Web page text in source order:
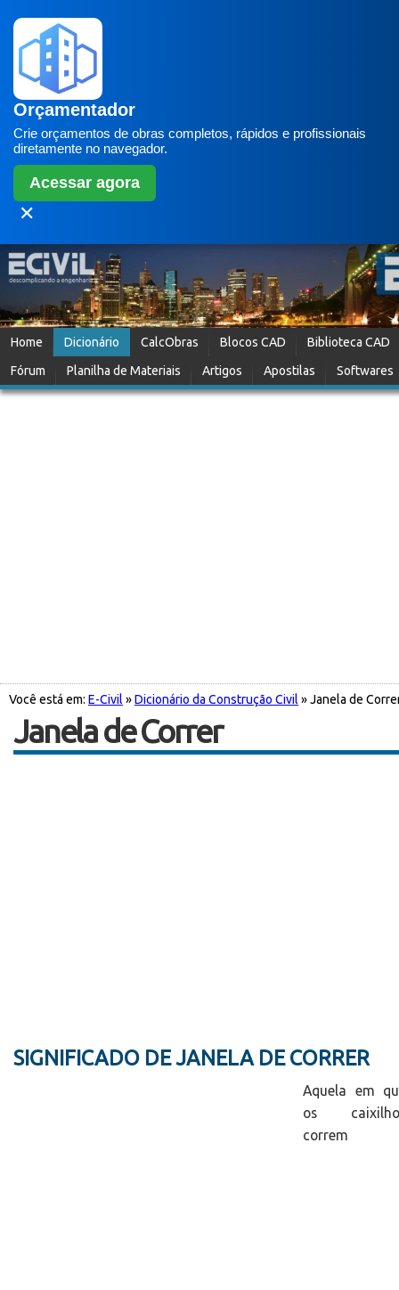
Orçamentador
Crie orçamentos de obras completos, rápidos e profissionais
diretamente no navegador.
Acessar agora
✕
Home Dicionário CalcObras Blocos CAD
Biblioteca CAD
Fórum
Planilha de Materiais Artigos Apostilas Softwares
Você está em: E-Civil »Dicionário da Construção Civil » Janela de
Janela de Correr
SIGNIFICADO DE JANELA DE CORRER
Aquela em
os
correm